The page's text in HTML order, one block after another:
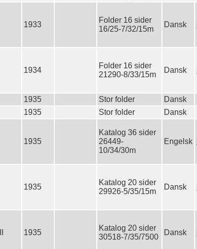
1933
Folder 16 sider
16/25-7/32/15m
Dansk
1934
Folder 16 sider
21290-8/33/15m
Dansk
1935 Stor folder
Dansk
1935 Stor folder Dansk
1935
Katalog 36 sider
26449-
10/34/30m
Engelsk
1935
Katalog 20 sider
29926-5/35/15m
Dansk
1935
Katalog 20 sider
30518-7/35/7500
Dansk